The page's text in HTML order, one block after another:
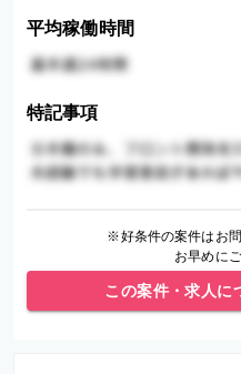
平均稼働時間
特記事項
※好条件の案件はお問
お早めに
この案件・求人に